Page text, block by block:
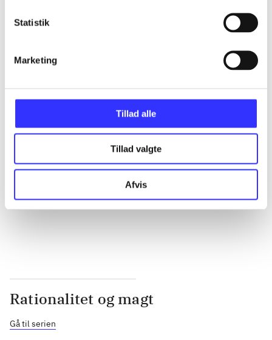
Statistik
Marketing
Tillad alle
Tillad valgte
Afvis
Alle registrerede artikler fordelt på udgivelser
...
...
...
Rationalitet og magt
Gå til serien